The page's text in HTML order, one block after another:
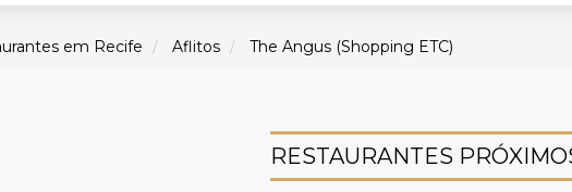
em Recife Aflitos The Angus (Shopping ETC)
RESTAURANTES